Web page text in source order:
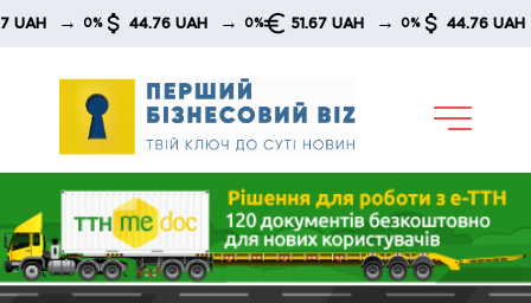
Skip
→ 0% 44.76 UAH → 0% 51.67 UAH → 0% 44.76 UAH →